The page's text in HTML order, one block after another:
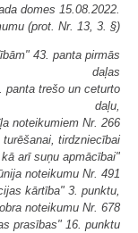
domes 15.08.2022.
(prot. Nr. 13, 3. §)
43. panta pirmās
daļas
panta trešo un ceturto
daļu,
noteikumiem Nr. 266
tirdzniecībai
arī suņu apmācībai"
noteikumu Nr. 491
kārtība" 3. punktu,
noteikumu Nr. 678
prasības" 16. punktu